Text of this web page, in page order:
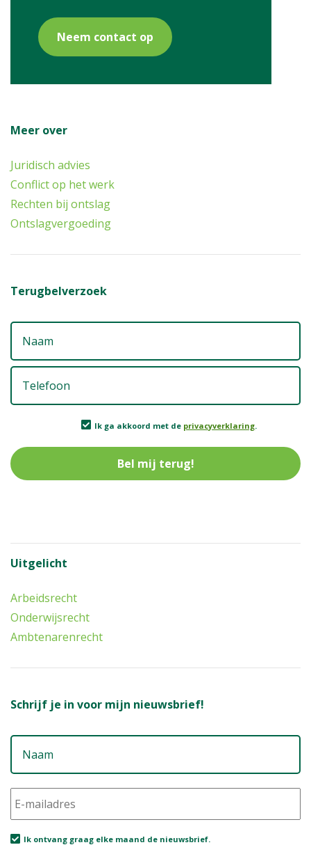
Neem contact op
Meer over
Juridisch advies
Conflict op het werk
Rechten bij ontslag
Ontslagvergoeding
Terugbelverzoek
Ik ga akkoord met de privacyverklaring.
Uitgelicht
Arbeidsrecht
Onderwijsrecht
Ambtenarenrecht
Schrijf je in voor mijn nieuwsbrief!
Ik ontvang graag elke maand de nieuwsbrief.